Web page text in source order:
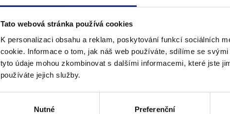
Tato webová stránka používá cookies
K personalizaci obsahu a reklam, poskytování funkcí sociálních
cookie. Informace o tom, jak náš web používáte, sdílíme se
tyto údaje mohou zkombinovat s dalšími informacemi, které jste
používáte jejich služby.
Nutné Preferenční